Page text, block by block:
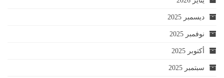
ديسمبر 2025
نوفمبر 2025
أكتوبر 2025
سبتمبر 2025